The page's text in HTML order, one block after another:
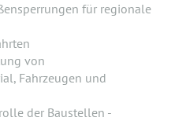
für regionale
von
Fahrzeugen und
der Baustellen -